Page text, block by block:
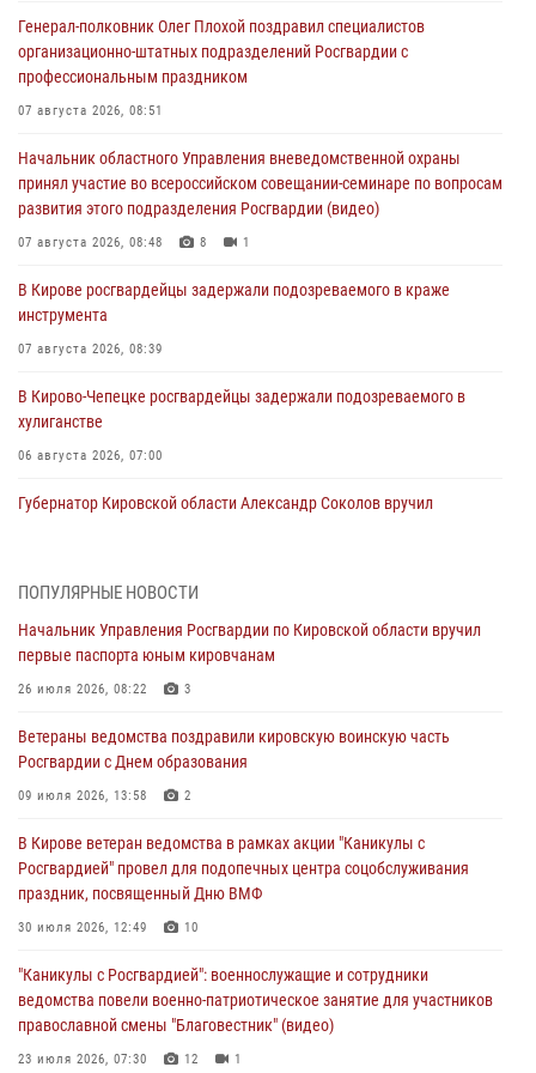
Генерал-полковник Олег Плохой поздравил специалистов
организационно-штатных подразделений Росгвардии с
профессиональным праздником
07 августа 2026, 08:51
Начальник областного Управления вневедомственной охраны
принял участие во всероссийском совещании-семинаре по вопросам
развития этого подразделения Росгвардии (видео)
07 августа 2026, 08:48 8 1
В Кирове росгвардейцы задержали подозреваемого в краже
инструмента
07 августа 2026, 08:39
В Кирово-Чепецке росгвардейцы задержали подозреваемого в
хулиганстве
06 августа 2026, 07:00
Губернатор Кировской области Александр Соколов вручил
поддельной купюры
04 августа 2026, 09:30
03 августа 2026, 09:01
В Кирове росгвардейцы и ветераны ведомства приняли участие в
03 августа 2026, 08:45
В Кирове росгвардейцы задержали подозреваемого в краже из
магазина
ПОПУЛЯРНЫЕ НОВОСТИ
Начальник Управления Росгвардии по Кировской области вручил
первые паспорта юным кировчанам
26 июля 2026, 08:22 3
Ветераны ведомства поздравили кировскую воинскую часть
Росгвардии с Днем образования
09 июля 2026, 13:58 2
В Кирове ветеран ведомства в рамках акции "Каникулы с
Росгвардией" провел для подопечных центра соцобслуживания
праздник, посвященный Дню ВМФ
30 июля 2026, 12:49 10
"Каникулы с Росгвардией": военнослужащие и сотрудники
ведомства повели военно-патриотическое занятие для участников
православной смены "Благовестник" (видео)
23 июля 2026, 07:30 12 1